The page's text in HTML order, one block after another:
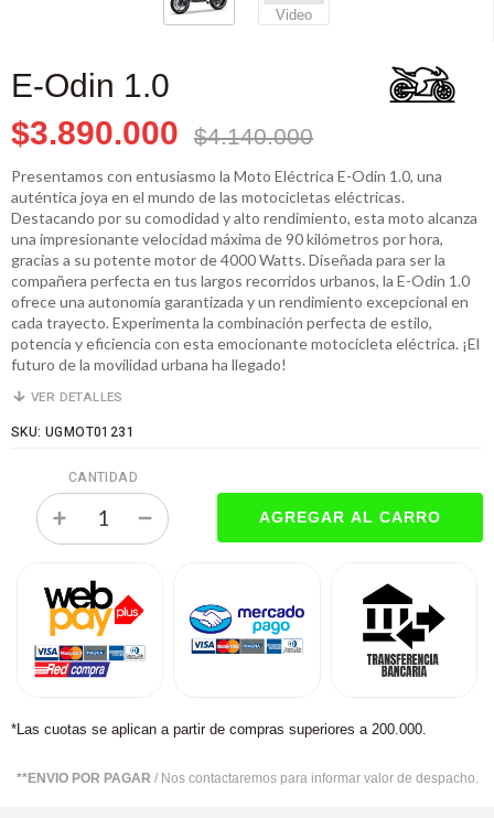
Video
E-Odin 1.0
$3.890.000
$4.140.000
Presentamos con entusiasmo la Moto Eléctrica E-Odin 1.0, una
auténtica joya en el mundo de las motocicletas eléctricas.
Destacando por su comodidad y alto rendimiento, esta moto alcanza
una impresionante velocidad máxima de 90 kilómetros por hora,
gracias a su potente motor de 4000 Watts. Diseñada para ser la
compañera perfecta en tus largos recorridos urbanos, la E-Odin 1.0
ofrece una autonomía garantizada y un rendimiento excepcional en
cada trayecto. Experimenta la combinación perfecta de estilo,
potencia y eficiencia con esta emocionante motocicleta eléctrica. ¡El
futuro de la movilidad urbana ha llegado!
VER DETALLES
SKU: UGMOT01231
CANTIDAD
*Las cuotas se aplican a partir de compras superiores a 200.000.
**ENVIO POR PAGAR / Nos contactaremos para informar valor de despacho.